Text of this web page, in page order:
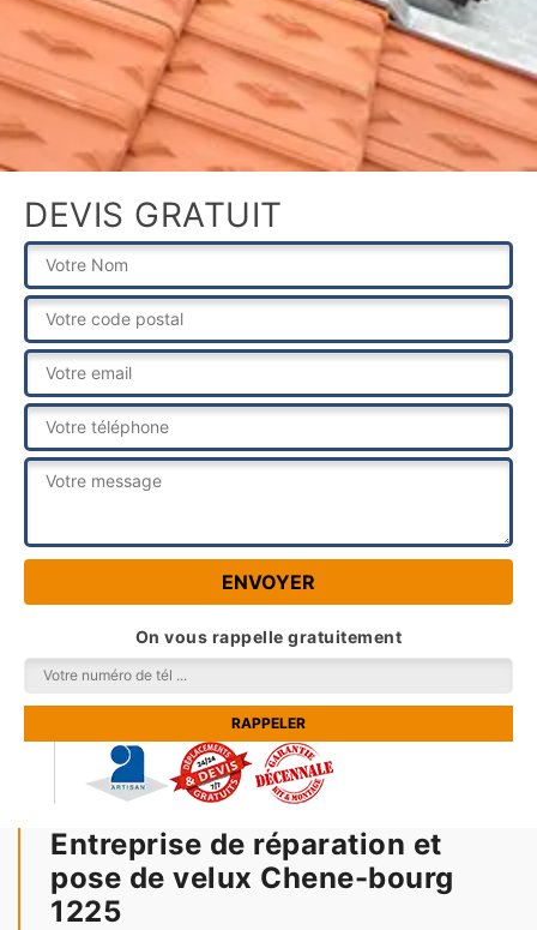
DEVIS GRATUIT
On vous rappelle gratuitement
Entreprise de réparation et
pose de velux Chene-bourg
1225